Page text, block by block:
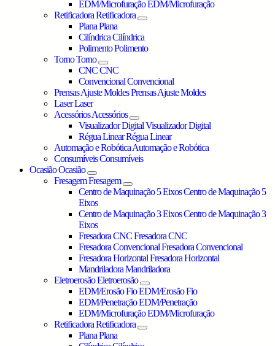
EDM/MicrofuraçãoEDM/Microfuração
RetificadoraRetificadora
PlanaPlana
CilíndricaCilíndrica
PolimentoPolimento
TornoTorno
CNCCNC
ConvencionalConvencional
Prensas Ajuste MoldesPrensas Ajuste Moldes
LaserLaser
AcessóriosAcessórios
Visualizador DigitalVisualizador Digital
Régua LinearRégua Linear
Automação e RobóticaAutomação e Robótica
ConsumíveisConsumíveis
OcasiãoOcasião
FresagemFresagem
Centro de Maquinação 5 EixosCentro de Maquinação 5
Eixos
Centro de Maquinação 3 EixosCentro de Maquinação 3
Eixos
Fresadora CNCFresadora CNC
Fresadora ConvencionalFresadora Convencional
Fresadora HorizontalFresadora Horizontal
MandriladoraMandriladora
EletroerosãoEletroerosão
EDM/Erosão FioEDM/Erosão Fio
EDM/PenetraçãoEDM/Penetração
EDM/MicrofuraçãoEDM/Microfuração
RetificadoraRetificadora
PlanaPlana